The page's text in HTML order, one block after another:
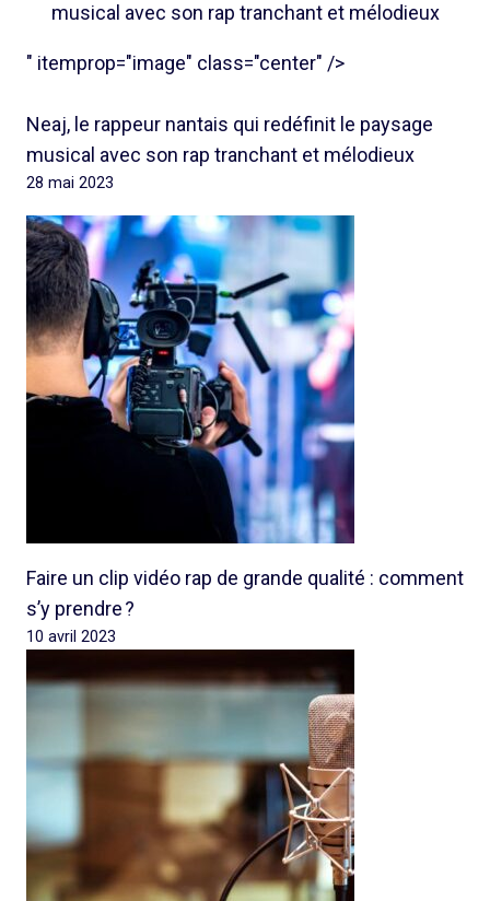
musical avec son rap tranchant et mélodieux
" itemprop="image" class="center" />
Neaj, le rappeur nantais qui redéfinit le paysage
musical avec son rap tranchant et mélodieux
28 mai 2023
Faire un clip vidéo rap de grande qualité : comment
s’y prendre ?
10 avril 2023